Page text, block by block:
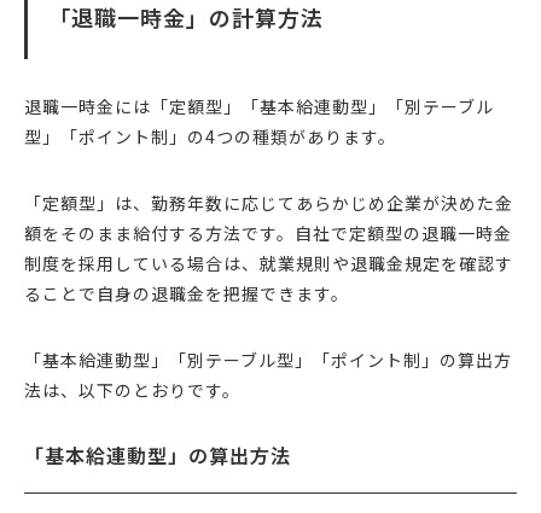
「退職一時金」の計算方法
退職一時金には「定額型」「基本給連動型」「別テーブル
型」「ポイント制」の4つの種類があります。
「定額型」は、勤務年数に応じてあらかじめ企業が決めた金
額をそのまま給付する方法です。自社で定額型の退職一時金
制度を採用している場合は、就業規則や退職金規定を確認す
ることで自身の退職金を把握できます。
「基本給連動型」「別テーブル型」「ポイント制」の算出方
法は、以下のとおりです。
「基本給連動型」の算出方法